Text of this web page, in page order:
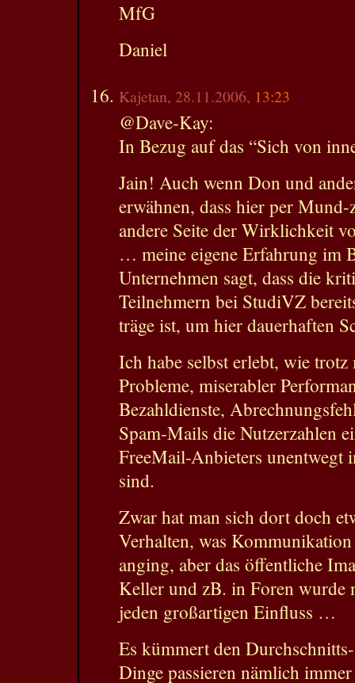
MfG
Daniel
Kajetan, 28.11.2006, 13:23
@Dave-Kay:
In Bezug auf das “Sich von
Jain! Auch wenn Don und
erwähnen, dass hier per
andere Seite der Wirklichkeit
… meine eigene Erfahrung im
Unternehmen sagt, dass die
Teilnehmern bei StudiVZ
träge ist, um hier dauerhaften
Ich habe selbst erlebt, wie trotz
Probleme, miserabler
Bezahldienste,
Spam-Mails die Nutzerzahlen
FreeMail-Anbieters unentwegt
sind.
Zwar hat man sich dort doch
Verhalten, was
anging, aber das öffentliche
Keller und zB. in Foren wurde
jeden großartigen Einfluss …
Es kümmert den
Dinge passieren nämlich